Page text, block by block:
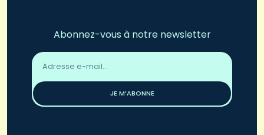
Abonnez-vous à notre newsletter
Adresse
email
JE M’ABONNE